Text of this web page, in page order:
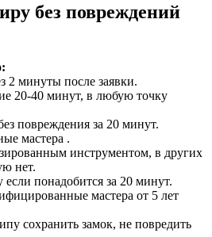
без повреждений
2 минуты после заявки.
20-40 минут, в любую точку
повреждения за 20 минут.
мастера .
инструментом, в других
нет.
понадобится за 20 минут.
мастера от 5 лет
сохранить замок, не повредить